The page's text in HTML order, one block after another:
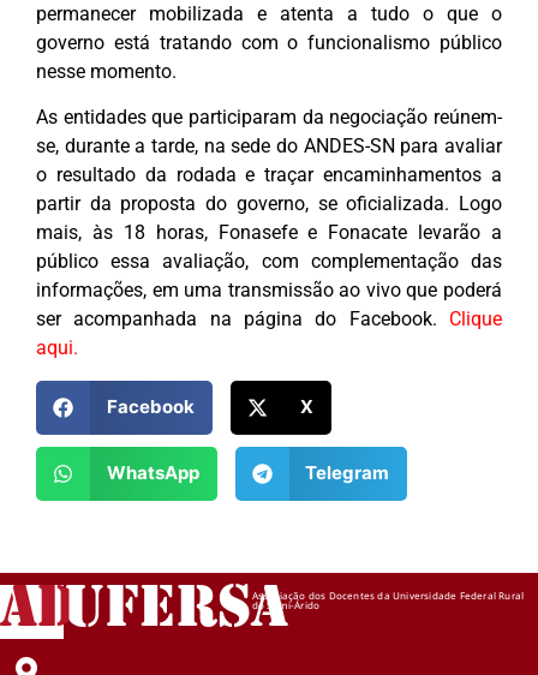
permanecer mobilizada e atenta a tudo o que o
governo está tratando com o funcionalismo público
nesse momento.
As entidades que participaram da negociação reúnem-
se, durante a tarde, na sede do ANDES-SN para avaliar
o resultado da rodada e traçar encaminhamentos a
partir da proposta do governo, se oficializada. Logo
mais, às 18 horas, Fonasefe e Fonacate levarão a
público essa avaliação, com complementação das
informações, em uma transmissão ao vivo que poderá
ser acompanhada na página do Facebook. Clique
aqui.
Facebook X
WhatsApp Telegram
ADUFERSAAssociação dos Docentes da Universidade Federal Rural
do Semi-Árido